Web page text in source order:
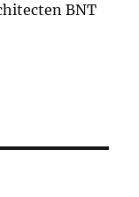
BNT